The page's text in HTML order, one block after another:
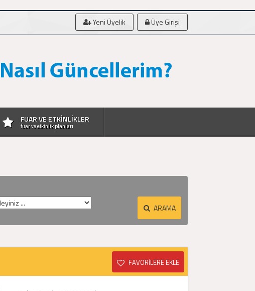
Yeni Üyelik Üye Girişi
FUAR VE ETKİNLİKLER
fuar ve etkinlik planları
ARAMA
FAVORİLERE EKLE